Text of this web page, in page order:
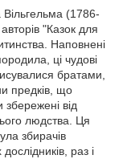
(1786-
"Казок для
Наповнені
ці чудові
братами,
предків, що
від
людства. Ця
збирачів
раз і